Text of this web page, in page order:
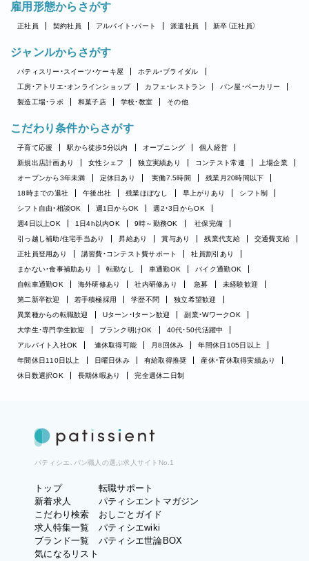
雇用形態からさがす
正社員 契約社員 アルバイト・パート 派遣社員 新卒（正社員）
ジャンルからさがす
パティスリー・スイーツ・ケーキ屋
ホテル・ブライダル
工房・アトリエ・オンラインショップ
カフェ・レストラン
パン屋・ベーカリー
製造工場・ラボ
和菓子店 学校・教室 その他
こだわり条件からさがす
子育て応援 駅から徒歩5分以内 オープニング
個人経営
新規出店計画あり
女性シェフ 独立実績あり コンテスト常連
上場企業
オープンから3年未満
定休日あり 実働7.5時間
残業月20時間以下
18時までの退社
午後出社 残業ほぼなし 早上がりあり
シフト制
シフト自由・相談OK
週1日からOK
週2・3日からOK
週4日以上OK
1日4h以内OK 9時～勤務OK
社保完備
引っ越し補助/住宅手当あり
昇給あり 賞与あり 残業代支給
交通費支給
正社員登用あり
講習費・コンテスト費サポート
社員割引あり
まかない・食事補助あり
転勤なし 車通勤OK
バイク通勤OK
自転車通勤OK
海外研修あり 社内研修あり 急募
未経験歓迎
第二新卒歓迎
若手積極採用 学歴不問
独立希望歓迎
異業種からの転職歓迎
Uターン・Iターン歓迎
副業・WワークOK
大学生・専門学生歓迎
ブランク明けOK
40代・50代活躍中
アルバイト入社OK
連休取得可能 月8回休み
年間休日105日以上
年間休日110日以上
日曜日休み 有給取得推奨
産休・育休取得実績あり
休日数選択OK
長期休暇あり 完全週休二日制
パティシエ、パン職人の選ぶ求人サイトNo.1
トップ
新着求人
こだわり検索
求人特集一覧
ブランド一覧
気になるリスト
転職サポート
パティシエントマガジン
おしごとガイド
パティシエwiki
パティシエ世論BOX